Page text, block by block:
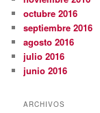
octubre 2016
septiembre 2016
agosto 2016
julio 2016
junio 2016
ARCHIVOS